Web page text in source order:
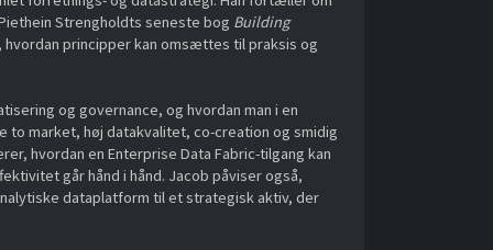
Strengholdts seneste bog Building
principper kan omsættes til praksis og
og governance, og hvordan man i en
to market, høj datakvalitet, co-creation og smidig
hvordan en Enterprise Data Fabric-tilgang kan
går hånd i hånd. Jacob påviser også,
dataplatform til et strategisk aktiv, der